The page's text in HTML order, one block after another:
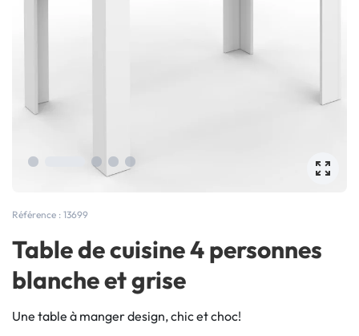
Référence : 13699
Table de cuisine 4 personnes
blanche et grise
Une table à manger design, chic et choc!